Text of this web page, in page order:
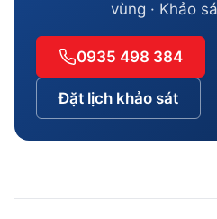
vùng · Khảo
0935 498 384
Đặt lịch khảo sát